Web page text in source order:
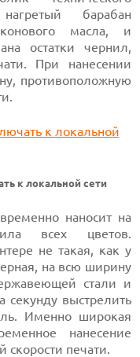
барабан
масла, и
остатки чернил,
При нанесении
противоположную
к локальной сети
наносит на
всех цветов.
не такая, как у
на всю ширину
стали и
секунду выстрелить
Именно широкая
нанесение
скорости печати.